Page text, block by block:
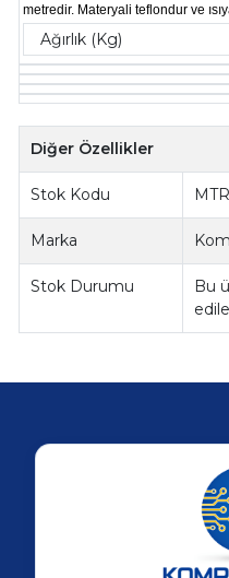
metredir. Materyali teflondur ve
Ağırlık (Kg)
Diğer Özellikler
Stok Kodu
Marka
Stok Durumu
Bu